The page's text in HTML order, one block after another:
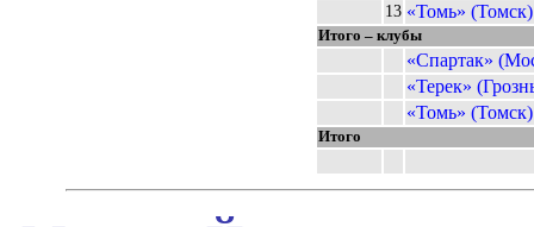
13 «Томь» (Томск)
Итого – клубы
«Спартак»
«Терек»
«Томь» (Томск)
Итого